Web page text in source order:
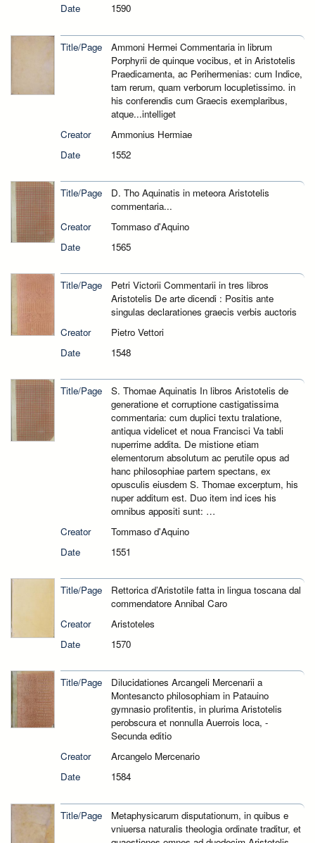
Date 1590
Title/Page
Ammoni Hermei Commentaria in librum
Porphyrii de quinque vocibus, et in Aristotelis
Praedicamenta, ac Perihermenias: cum Indice,
tam rerum, quam verborum locupletissimo. in
his conferendis cum Graecis exemplaribus,
atque...intelliget
Creator
Ammonius Hermiae
Date
1552
Title/Page
D. Tho Aquinatis in meteora Aristotelis
commentaria...
Creator
Tommaso d'Aquino
Date
1565
Title/Page
Petri Victorii Commentarii in tres libros
Aristotelis De arte dicendi : Positis ante
singulas declarationes graecis verbis auctoris
Creator
Pietro Vettori
Date
1548
Title/Page
S. Thomae Aquinatis In libros Aristotelis de
generatione et corruptione castigatissima
commentaria: cum duplici textu tralatione,
antiqua videlicet et noua Francisci Va tabli
nuperrime addita. De mistione etiam
elementorum absolutum ac perutile opus ad
hanc philosophiae partem spectans, ex
opusculis eiusdem S. Thomae excerptum, his
nuper additum est. Duo item ind ices his
omnibus appositi sunt: …
Creator
Tommaso d'Aquino
Date
1551
Title/Page
Rettorica d’Aristotile fatta in lingua toscana dal
commendatore Annibal Caro
Creator
Aristoteles
Date
1570
Title/Page
Dilucidationes Arcangeli Mercenarii a
Montesancto philosophiam in Patauino
gymnasio profitentis, in plurima Aristotelis
perobscura et nonnulla Auerrois loca, -
Secunda editio
Creator
Arcangelo Mercenario
Date
1584
Title/Page
Metaphysicarum disputationum, in quibus e
vniuersa naturalis theologia ordinate traditur, et